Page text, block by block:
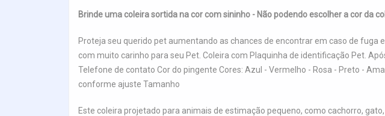
Brinde uma coleira sortida na cor com sininho - Não podendo escolher a cor da
Proteja seu querido pet aumentando as chances de encontrar em caso de
com muito carinho para seu Pet. Coleira com Plaquinha de identificação Pet.
Telefone de contato Cor do pingente Cores: Azul - Vermelho - Rosa - Preto -
conforme ajuste Tamanho
Este coleira projetado para animais de estimação pequeno, como cachorro,